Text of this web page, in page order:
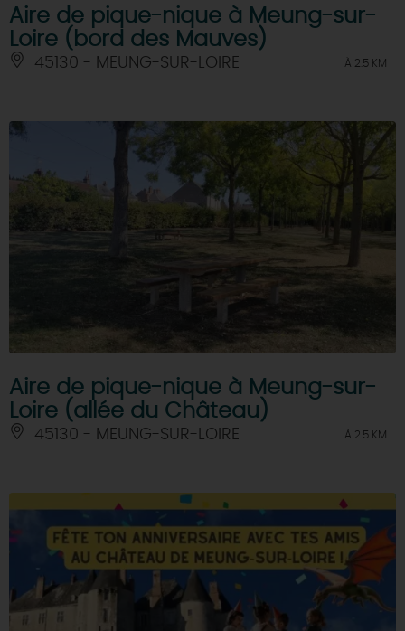
Aire de pique-nique à Meung-sur-
Loire (bord des Mauves)
45130 - MEUNG-SUR-LOIRE À 2.5 KM
Aire de pique-nique à Meung-sur-
Loire (allée du Château)
45130 - MEUNG-SUR-LOIRE À 2.5 KM